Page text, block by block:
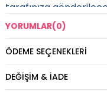
tarafınıza
YORUMLAR(0)
ÖDEME SEÇENEKLERI
DEĞIŞIM & İADE